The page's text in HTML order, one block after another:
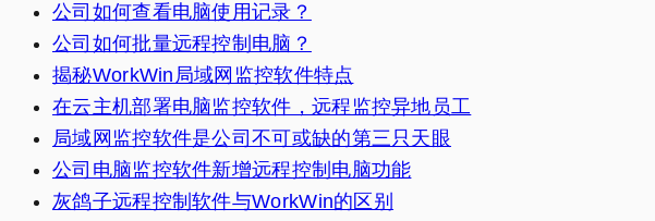
公司如何查看电脑使用记录？
公司如何批量远程控制电脑？
揭秘WorkWin局域网监控软件特点
在云主机部署电脑监控软件，远程监控异地员工
局域网监控软件是公司不可或缺的第三只天眼
公司电脑监控软件新增远程控制电脑功能
灰鸽子远程控制软件与WorkWin的区别